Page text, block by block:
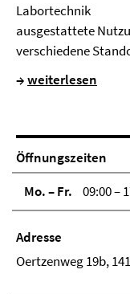
Labortechnik
ausgestattete
verschiedene
→weiterlesen
Öffnungszeiten
Mo. – Fr.
09:00 –
Adresse
Oertzenweg 19b,